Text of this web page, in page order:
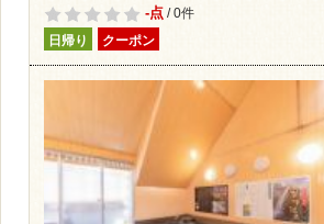
-点/ 0件
日帰り クーポン